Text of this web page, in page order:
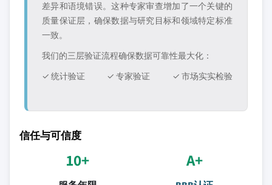
差异和语境错误。这种专家审查增加了一个关键的
质量保证层，确保数据与研究目标和领域特定标准
一致。
我们的三层验证流程确保数据可靠性最大化：
✓ 统计验证
✓ 专家验证 ✓ 市场实实检验
信任与可信度
10+ A+